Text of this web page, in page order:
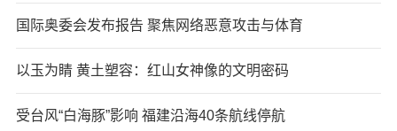
国际奥委会发布报告 聚焦网络恶意攻击与体育
以玉为睛 黄土塑容：红山女神像的文明密码
受台风“白海豚”影响 福建沿海40条航线停航